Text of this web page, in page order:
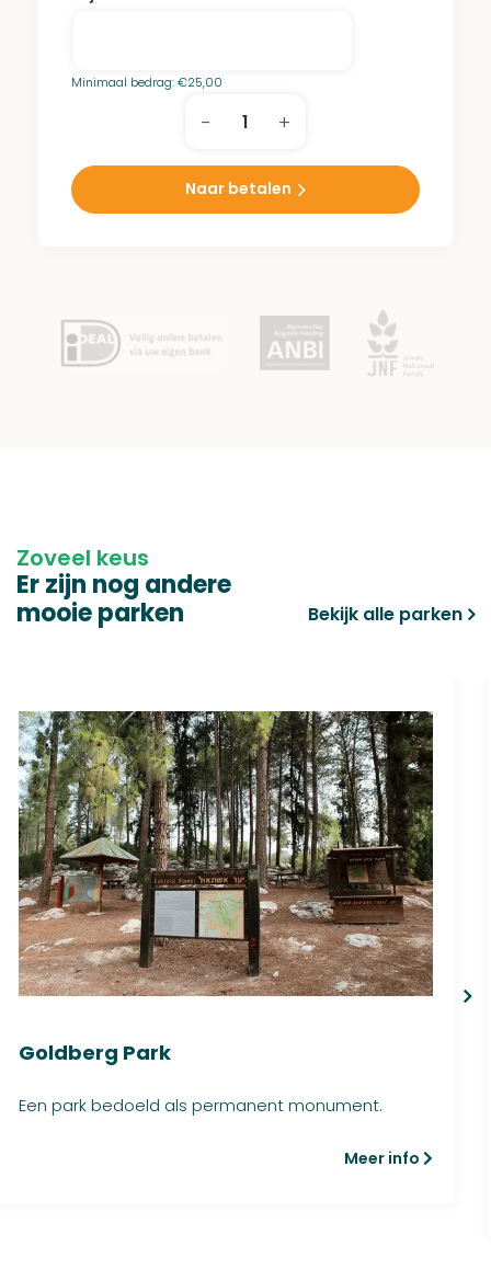
Minimaal bedrag:€25,00
-
Park
+
Naar betalen
Zoveel keus
Er zijn nog andere
mooie parken
Bekijk alle parken
Goldberg Park
Een park bedoeld als permanent monument.
Meer info